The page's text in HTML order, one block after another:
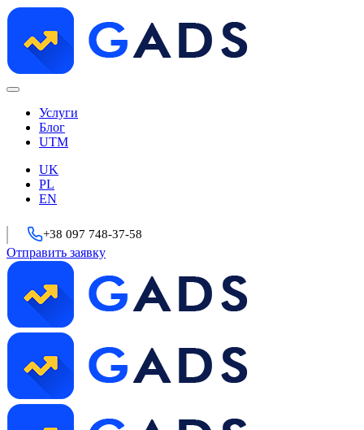
Услуги
Блог
UTM
UK
PL
EN
+38 097 748-37-58
Отправить заявку